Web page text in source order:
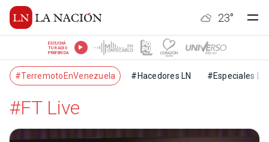
23°
ESCUCHÁ
TU RADIO
PREFERIDA
#TerremotoEnVenezuela #Hacedores LN #Especiales LN
#FT Live